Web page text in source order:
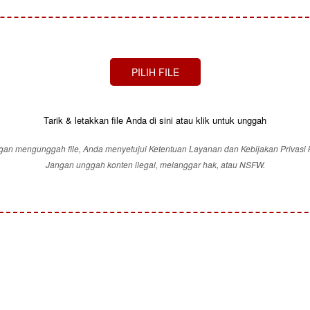
PILIH FILE
Tarik & letakkan file Anda di sini atau klik untuk unggah
mengunggah file, Anda menyetujui Ketentuan Layanan dan Kebijakan Privasi
Jangan unggah konten ilegal, melanggar hak, atau NSFW.